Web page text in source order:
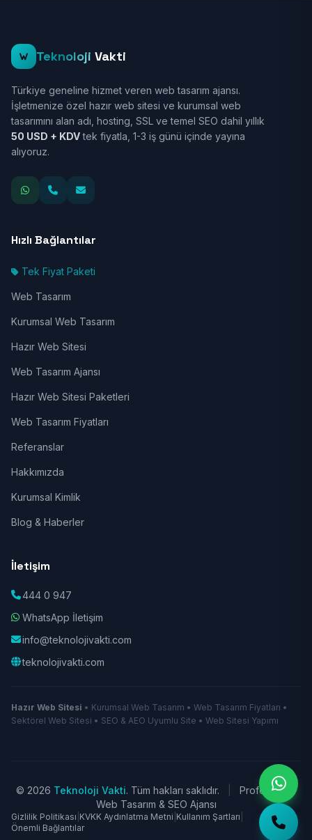
Teknoloji Vakti
Türkiye geneline hizmet veren web tasarım ajansı.
İşletmenize özel hazır web sitesi ve kurumsal web
tasarımını alan adı, hosting, SSL ve temel SEO dahil yıllık
50 USD + KDVtek fiyatla, 1-3 iş günü içinde yayına
alıyoruz.
Hızlı Bağlantılar
Tek Fiyat Paketi
Web Tasarım
Kurumsal Web Tasarım
Hazır Web Sitesi
Web Tasarım Ajansı
Hazır Web Sitesi Paketleri
Web Tasarım Fiyatları
Referanslar
Hakkımızda
Kurumsal Kimlik
Blog & Haberler
İletişim
444 0 947
WhatsApp İletişim
info@teknolojivakti.com
teknolojivakti.com
Hazır Web Sitesi • Kurumsal Web Tasarım • Web Tasarım Fiyatları •
Sektörel Web Sitesi • SEO & AEO Uyumlu Site • Web Sitesi Yapımı
© 2026 Teknoloji Vakti. Tüm hakları saklıdır.
Profesyonel
Web Tasarım & SEO Ajansı
Gizlilik Politikası KVKK Aydınlatma Metni Kullanım Şartları
Önemli Bağlantılar